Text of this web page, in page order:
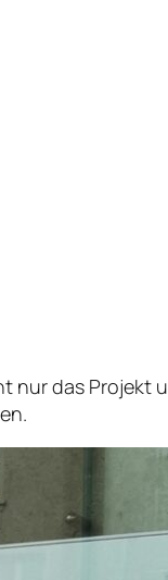
nur das